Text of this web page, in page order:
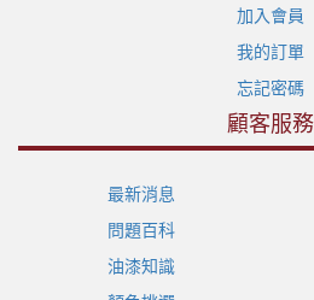
加入會員
我的訂單
忘記密碼
顧客服務
最新消息
問題百科
油漆知識